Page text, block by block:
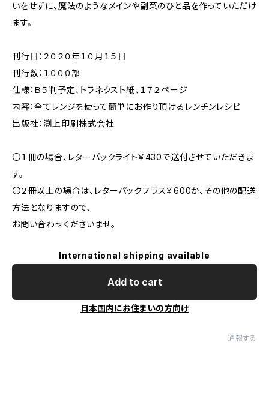
いをせずに、魔法のようなメインや副菜のひと品を作っていただけ
ます。
刊行日：２０２０年１０月１５日
刊行数：１０００部
仕様：Ｂ５判予定、トラネクスト紙、１７２ページ
内容：全てレンジを使って簡単にお作り頂けるレンチンレシピ
出版社：渕上印刷株式会社
〇１冊の場合、レターパックライト￥430で送付させていただきま
す。
〇２冊以上の場合は、レターパックプラス￥600か、その他の配送
方法となりますので、
お問い合わせくださいませ。
International shipping available
Add to cart
日本国内にお住まいの方向け
通報する